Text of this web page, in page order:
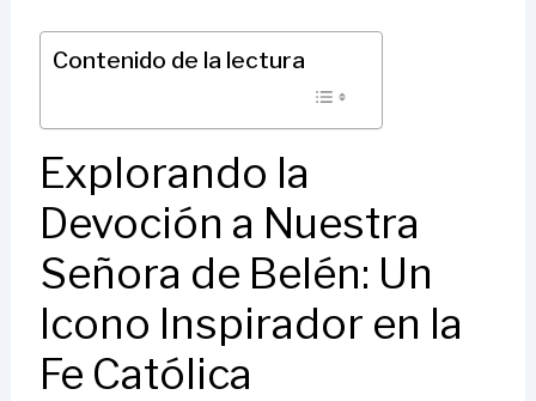
Contenido de la lectura
Explorando la
Devoción a Nuestra
Señora de Belén: Un
Icono Inspirador en la
Fe Católica